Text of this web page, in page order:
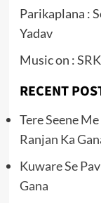
Parikaplana :
Yadav
Music on :
RECENT
Tere Seene
Ranjan Ka
Kuware Se
Gana